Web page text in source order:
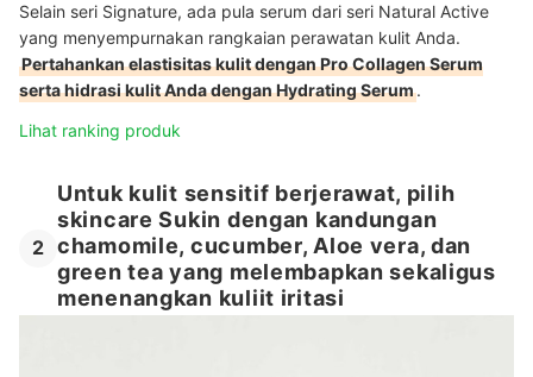
Selain seri Signature, ada pula serum dari seri Natural Active
yang menyempurnakan rangkaian perawatan kulit Anda.
Pertahankan elastisitas kulit dengan Pro Collagen Serum
serta hidrasi kulit Anda dengan Hydrating Serum.
Lihat ranking produk
2
Untuk kulit sensitif berjerawat, pilih
skincare Sukin dengan kandungan
chamomile, cucumber, Aloe vera, dan
green tea yang melembapkan sekaligus
menenangkan kuliit iritasi